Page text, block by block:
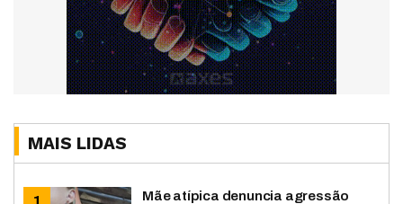
MAIS LIDAS
Mãe atípica denuncia agressão